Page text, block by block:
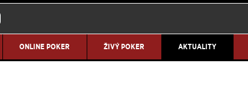
ONLINE POKER ŽIVÝ POKER AKTUALITY